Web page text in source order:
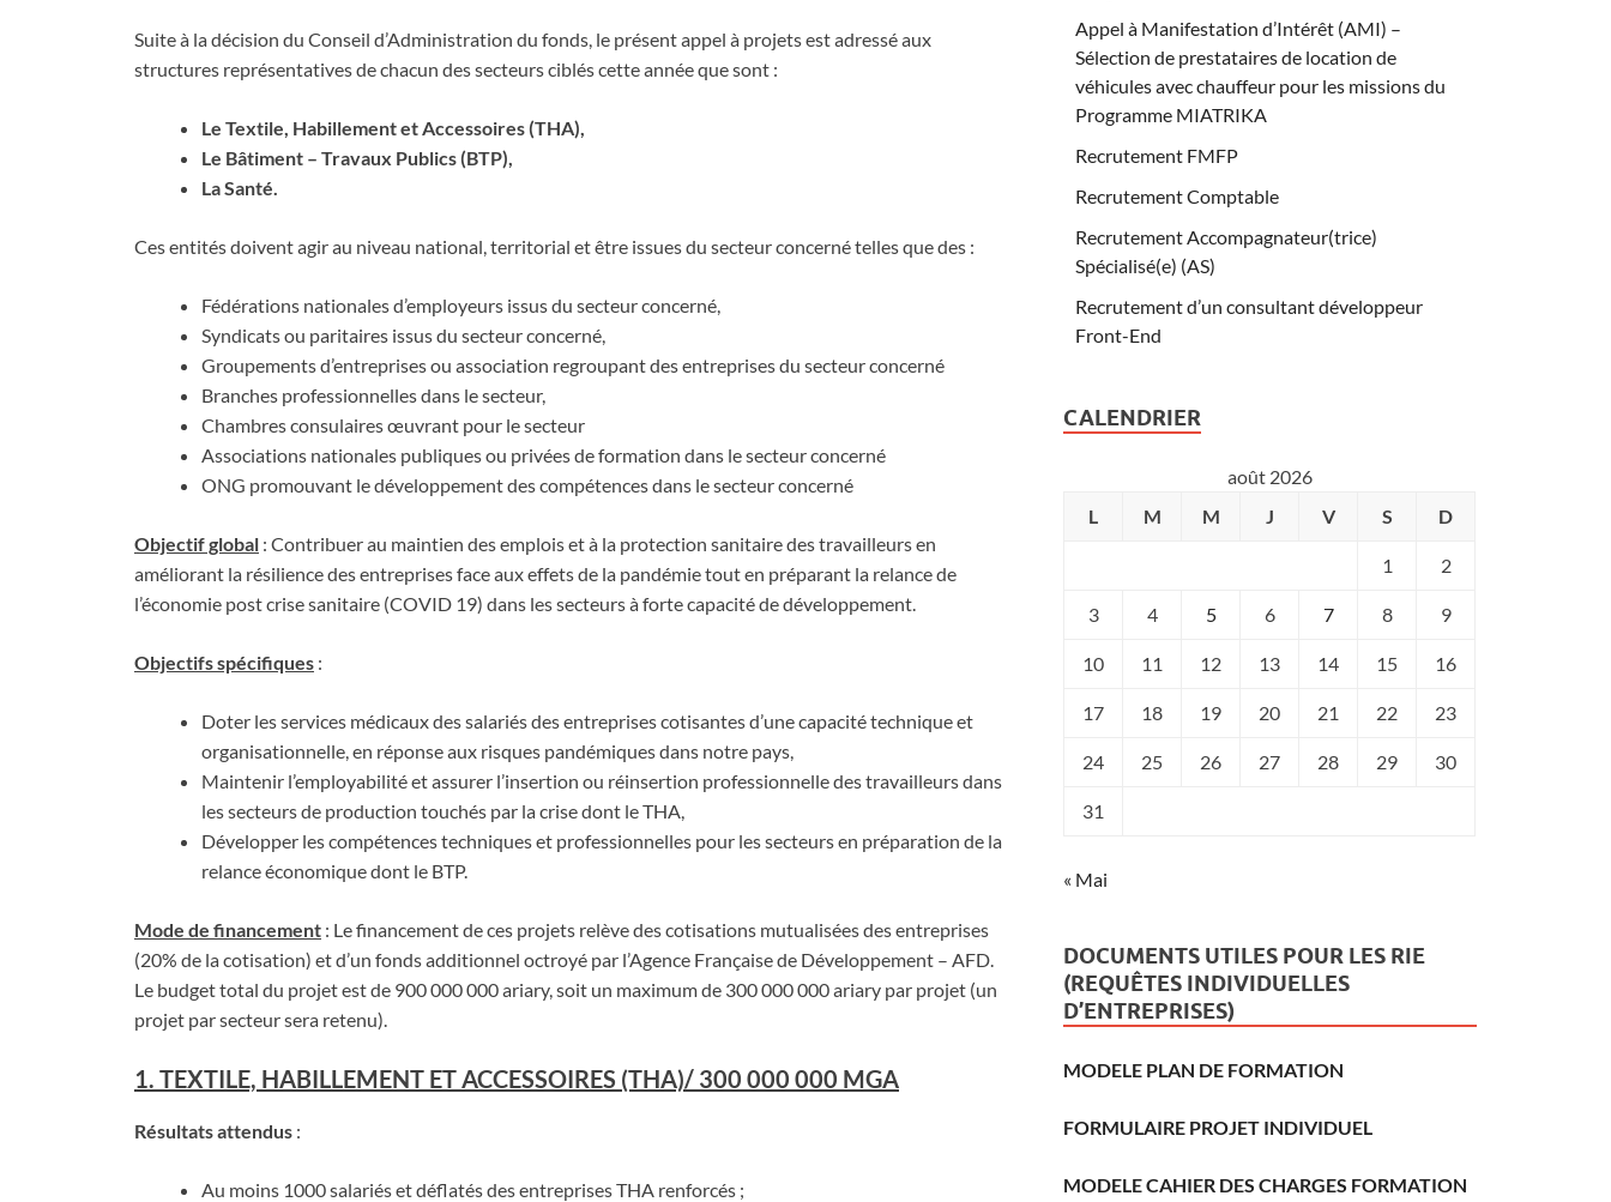
Suite à la décision du Conseil d’Administration du fonds, le présent appel à projets est adressé aux
structures représentatives de chacun des secteurs ciblés cette année que sont :
Le Textile, Habillement et Accessoires (THA),
Le Bâtiment – Travaux Publics (BTP),
La Santé.
Ces entités doivent agir au niveau national, territorial et être issues du secteur concerné telles que des :
Fédérations nationales d’employeurs issus du secteur concerné,
Syndicats ou paritaires issus du secteur concerné,
Groupements d’entreprises ou association regroupant des entreprises du secteur concerné
Branches professionnelles dans le secteur,
Chambres consulaires œuvrant pour le secteur
Associations nationales publiques ou privées de formation dans le secteur concerné
ONG promouvant le développement des compétences dans le secteur concerné
Objectif global : Contribuer au maintien des emplois et à la protection sanitaire des travailleurs en
améliorant la résilience des entreprises face aux effets de la pandémie tout en préparant la relance de
l’économie post crise sanitaire (COVID 19) dans les secteurs à forte capacité de développement.
Objectifs spécifiques :
Doter les services médicaux des salariés des entreprises cotisantes d’une capacité technique et
organisationnelle, en réponse aux risques pandémiques dans notre pays,
Maintenir l’employabilité et assurer l’insertion ou réinsertion professionnelle des travailleurs dans
les secteurs de production touchés par la crise dont le THA,
Développer les compétences techniques et professionnelles pour les secteurs en préparation de la
relance économique dont le BTP.
Mode de financement : Le financement de ces projets relève des cotisations mutualisées des entreprises
(20% de la cotisation) et d’un fonds additionnel octroyé par l’Agence Française de Développement – AFD.
Le budget total du projet est de 900 000 000 ariary, soit un maximum de 300 000 000 ariary par projet (un
projet par secteur sera retenu).
1. TEXTILE, HABILLEMENT ET ACCESSOIRES (THA)/ 300 000 000 MGA
Résultats attendus :
Au moins 1000 salariés et déflatés des entreprises THA renforcés ;
Appel à Manifestation d’Intérêt (AMI) –
Sélection de prestataires de location de
véhicules avec chauffeur pour les missions du
Programme MIATRIKA
Recrutement FMFP
Recrutement Comptable
Recrutement Accompagnateur(trice)
Spécialisé(e) (AS)
Recrutement d’un consultant développeur
Front-End
CALENDRIER
août 2026
L
M M J V S D
1 2
3 4 5 6 7 8 9
10 11 12 13 14 15 16
17 18 19 20 21 22 23
24 25 26 27 28 29 30
31
« Mai
DOCUMENTS UTILES POUR LES RIE
(REQUÊTES INDIVIDUELLES
D’ENTREPRISES)
MODELE PLAN DE FORMATION
FORMULAIRE PROJET INDIVIDUEL
MODELE CAHIER DES CHARGES FORMATION